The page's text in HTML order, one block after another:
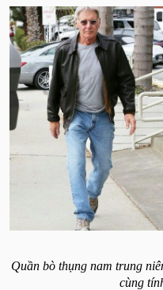
Quần bò thụng nam trung
cùng